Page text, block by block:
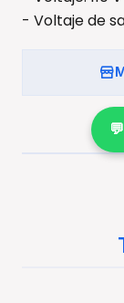
- Voltaje de